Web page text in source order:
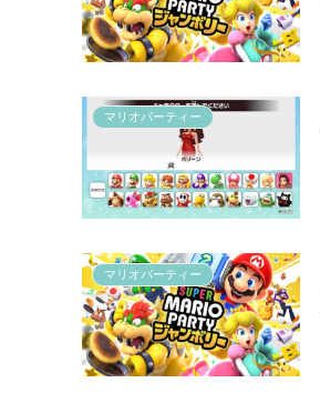
マリオパーティー
マリオパーティー